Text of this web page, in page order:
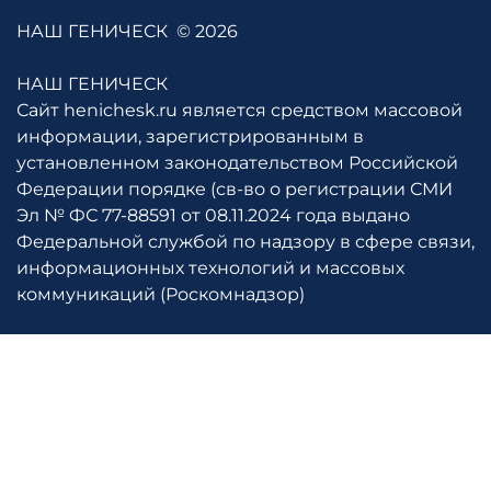
НАШ ГЕНИЧЕСК © 2026
НАШ ГЕНИЧЕСК
Сайт henichesk.ru является средством массовой
информации, зарегистрированным в
установленном законодательством Российской
Федерации порядке (св-во о регистрации СМИ
Эл № ФС 77-88591 от 08.11.2024 года выдано
Федеральной службой по надзору в сфере связи,
информационных технологий и массовых
коммуникаций (Роскомнадзор)